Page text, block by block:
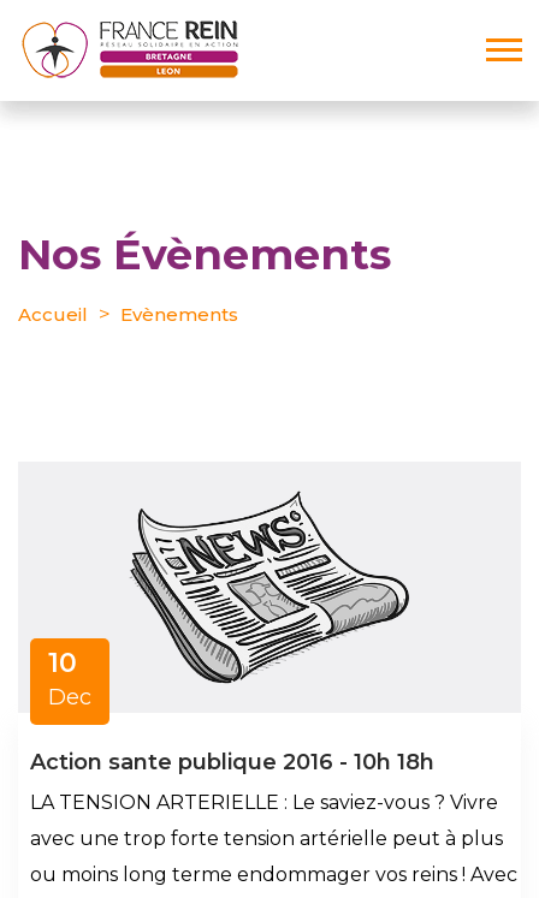
Nos Évènements
Accueil Evènements
10
Dec
action sante publique 2016 - 10h 18h
LA TENSION ARTERIELLE : Le saviez-vous ? Vivre
avec une trop forte tension artérielle peut à plus
ou moins long terme endommager vos reins ! Avec